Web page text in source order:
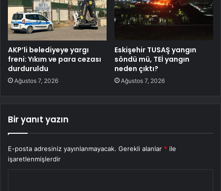
AKP’li belediyeye yargı
freni: Yıkım ve para cezası
durduruldu
Ağustos 7, 2026
Eskişehir TUSAŞ yangın
söndü mü, TEİ yangın
neden çıktı?
Ağustos 7, 2026
Bir yanıt yazın
E-posta adresiniz yayınlanmayacak. Gerekli alanlar * ile
işaretlenmişlerdir